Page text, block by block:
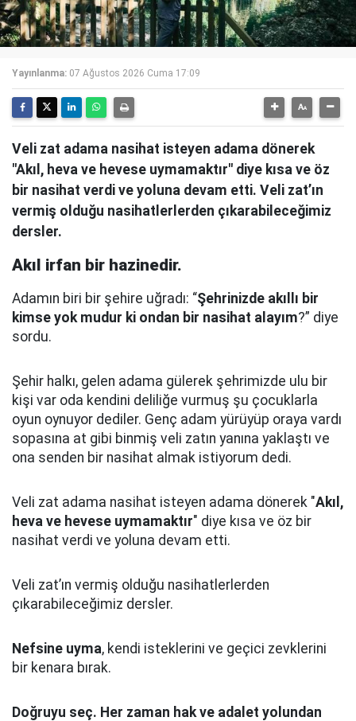
Yayınlanma: 07 Ağustos 2026 Cuma 17:09
Veli zat adama nasihat isteyen adama dönerek
"Akıl, heva ve hevese uymamaktır" diye kısa ve öz
bir nasihat verdi ve yoluna devam etti. Veli zat’ın
vermiş olduğu nasihatlerlerden çıkarabileceğimiz
dersler.
Akıl irfan bir hazinedir.
Adamın biri bir şehire uğradı: “Şehrinizde akıllı bir
kimse yok mudur ki ondan bir nasihat alayım?” diye
sordu.
Şehir halkı, gelen adama gülerek şehrimizde ulu bir
kişi var oda kendini deliliğe vurmuş şu çocuklarla
oyun oynuyor dediler. Genç adam yürüyüp oraya vardı
sopasına at gibi binmiş veli zatın yanına yaklaştı ve
ona senden bir nasihat almak istiyorum dedi.
Veli zat adama nasihat isteyen adama dönerek "Akıl,
heva ve hevese uymamaktır" diye kısa ve öz bir
nasihat verdi ve yoluna devam etti.
Veli zat’ın vermiş olduğu nasihatlerlerden
çıkarabileceğimiz dersler.
Nefsine uyma, kendi isteklerini ve geçici zevklerini
bir kenara bırak.
Doğruyu seç. Her zaman hak ve adalet yolundan